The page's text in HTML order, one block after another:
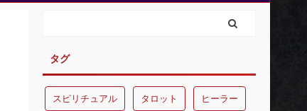
タグ
スピリチュアル タロット ヒーラー